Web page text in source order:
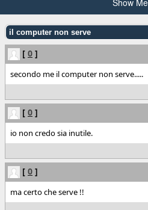
il computer non serve
[ 0 ]
secondo me il computer non serve.....
[ 0 ]
io non credo sia inutile.
[ 0 ]
ma certo che serve !!